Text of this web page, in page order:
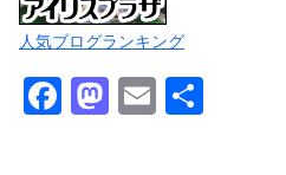
人気ブログランキング
F
M
E